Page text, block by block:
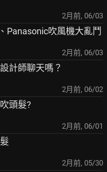
2月前, 06/03
Panasonic吹風機大亂鬥
2月前, 06/03
計師聊天嗎？
2月前, 06/02
頭髮?
2月前, 06/01
2月前, 05/30